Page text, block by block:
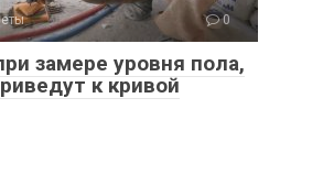
0
замере уровня пола,
к кривой